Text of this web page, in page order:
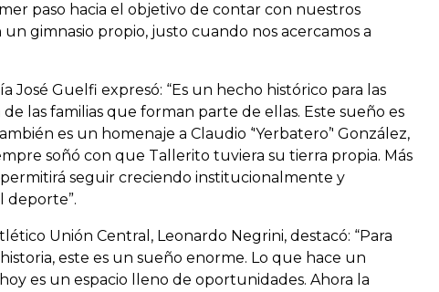
paso hacia el objetivo de contar con nuestros
gimnasio propio, justo cuando nos acercamos a
José Guelfi expresó: “Es un hecho histórico para las
las familias que forman parte de ellas. Este sueño es
es un homenaje a Claudio ‘'Yerbatero’' González,
soñó con que Tallerito tuviera su tierra propia. Más
seguir creciendo institucionalmente y
deporte”.
Unión Central, Leonardo Negrini, destacó: “Para
este es un sueño enorme. Lo que hace un
es un espacio lleno de oportunidades. Ahora la